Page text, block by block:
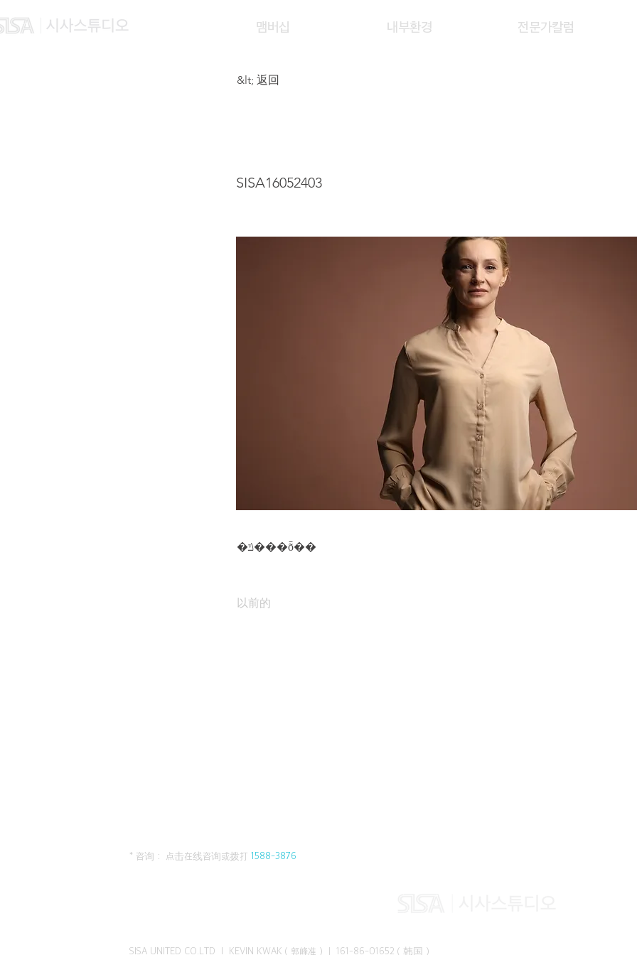
맴버십 내부환경 전문가칼럼
&lt; 返回
SISA16052403
�ݿ���ȭ��
以前的
* 咨询： 点击在线咨询或拨打 1588-3876
SISA UNITED CO.LTD I KEVIN KWAK（郭峰准）｜ 161-86-01652（韩国）